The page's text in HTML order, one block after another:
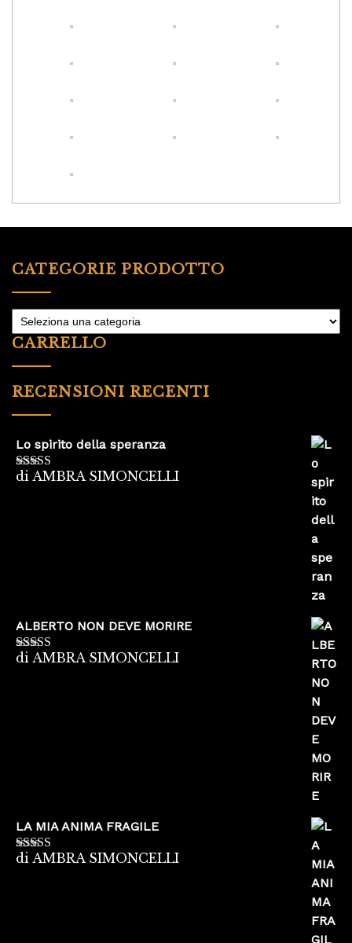
CATEGORIE PRODOTTO
CARRELLO
RECENSIONI RECENTI
Lo spirito della speranza
Valutato5su
di AMBRA SIMONCELLI
ALBERTO NON DEVE MORIRE
Valutato5su
di AMBRA SIMONCELLI
LA MIA ANIMA FRAGILE
Valutato5su
di AMBRA SIMONCELLI